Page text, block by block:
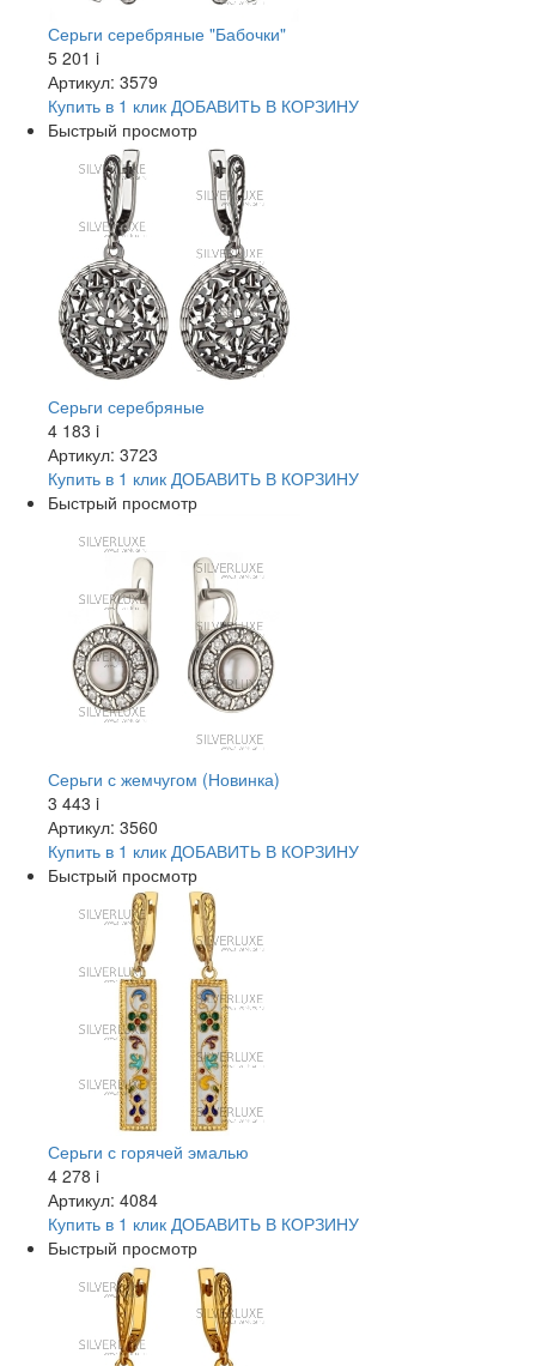
Серьги серебряные "Бабочки"
5 201 i
Артикул: 3579
Купить в 1 клик ДОБАВИТЬ В КОРЗИНУ
Быстрый просмотр
Серьги серебряные
4 183 i
Артикул: 3723
Купить в 1 клик ДОБАВИТЬ В КОРЗИНУ
Быстрый просмотр
Серьги с жемчугом (Новинка)
3 443 i
Артикул: 3560
Купить в 1 клик ДОБАВИТЬ В КОРЗИНУ
Быстрый просмотр
Серьги с горячей эмалью
4 278 i
Артикул: 4084
Купить в 1 клик ДОБАВИТЬ В КОРЗИНУ
Быстрый просмотр